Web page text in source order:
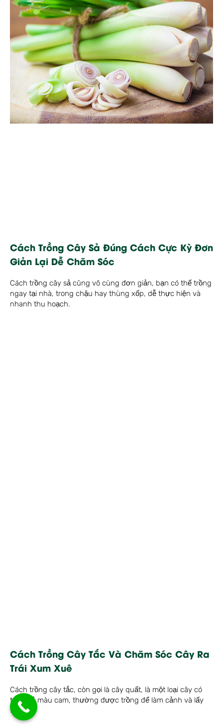
Cách Trồng Cây Sả Đúng Cách Cực Kỳ Đơn
Giản Lại Dễ Chăm Sóc
Cách trồng cây sả cũng vô cùng đơn giản, bạn có thể trồng
ngay tại nhà, trong chậu hay thùng xốp, dễ thực hiện và
nhanh thu hoạch.
Cách Trồng Cây Tắc Và Chăm Sóc Cây Ra
Trái Xum Xuê
Cách trồng cây tắc, còn gọi là cây quất, là một loại cây có
trái nhỏ màu cam, thường được trồng để làm cảnh và lấy
trái.